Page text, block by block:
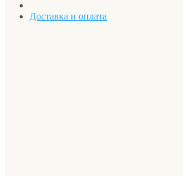
Доставка и оплата